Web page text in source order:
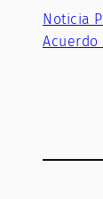
Noticia
Acuerdo